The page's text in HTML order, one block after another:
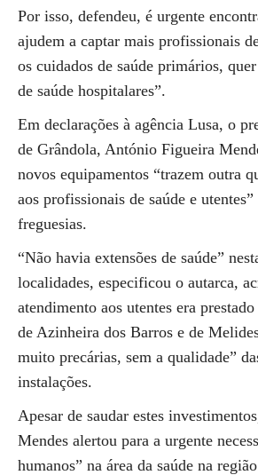
Por isso, defendeu, é urgente
ajudem a captar mais profissionais
os cuidados de saúde primários,
de saúde hospitalares”.
Em declarações à agência Lusa, o
de Grândola, António Figueira
novos equipamentos “trazem outra
aos profissionais de saúde e utentes”
freguesias.
“Não havia extensões de saúde”
localidades, especificou o autarca,
atendimento aos utentes era
de Azinheira dos Barros e de
muito precárias, sem a qualidade”
instalações.
Apesar de saudar estes
Mendes alertou para a urgente
humanos” na área da saúde na